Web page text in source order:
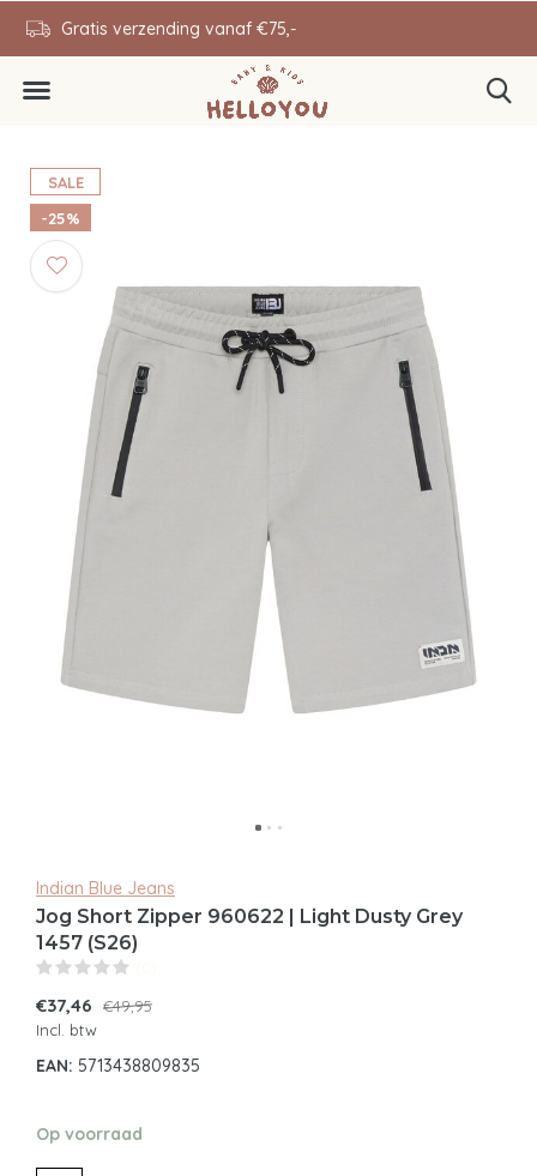
Gratis verzending vanaf €75,-
SALE
-25%
Indian Blue Jeans
Jog Short Zipper 960622 | Light Dusty Grey
1457 (S26)
€37,46
€49,95
Incl. btw
EAN: 5713438809835
Op voorraad